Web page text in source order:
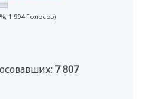
1 994 Голосов)
7 807